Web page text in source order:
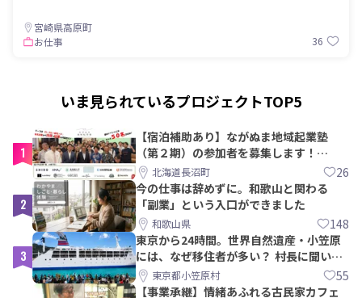
宮崎県高原町
お仕事
36
いま見られているプロジェクトTOP5
1
【宿泊補助あり】ながぬま地域起業塾
（第２期）の参加者を募集します！
【8/21〆】
北海道長沼町 26
2
今の仕事は辞めずに。和歌山と関わる
「副業」という入口ができました
和歌山県 148
3
東京から24時間。世界自然遺産・小笠原
には、なぜ移住者が多い？ 村長に聞いて
みた東京都小笠原村 55
【事業承継】情緒あふれる古民家カフェ